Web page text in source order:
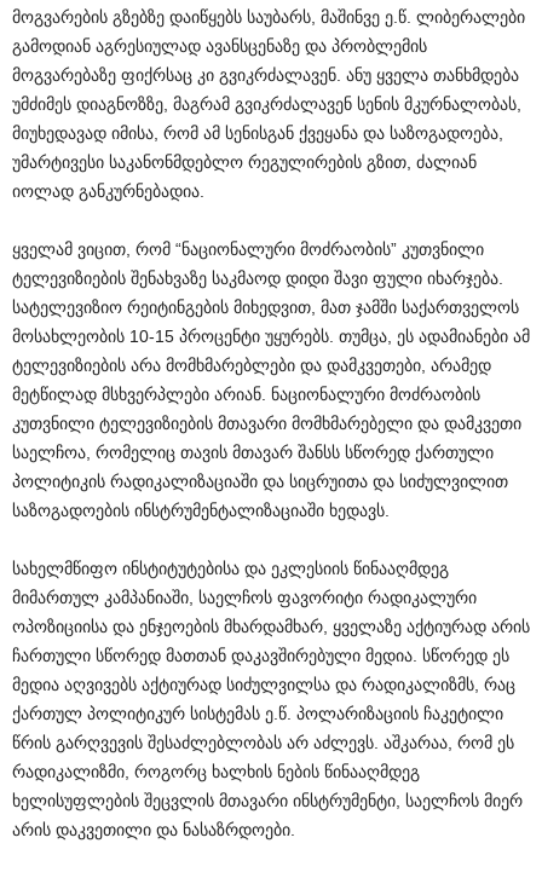
მოგვარების გზებზე დაიწყებს საუბარს, მაშინვე ე.წ. ლიბერალები
გამოდიან აგრესიულად ავანსცენაზე და პრობლემის
მოგვარებაზე ფიქრსაც კი გვიკრძალავენ. ანუ ყველა თანხმდება
უმძიმეს დიაგნოზზე, მაგრამ გვიკრძალავენ სენის მკურნალობას,
მიუხედავად იმისა, რომ ამ სენისგან ქვეყანა და საზოგადოება,
უმარტივესი საკანონმდებლო რეგულირების გზით, ძალიან
იოლად განკურნებადია.
ყველამ ვიცით, რომ “ნაციონალური მოძრაობის” კუთვნილი
ტელევიზიების შენახვაზე საკმაოდ დიდი შავი ფული იხარჯება.
სატელევიზიო რეიტინგების მიხედვით, მათ ჯამში საქართველოს
მოსახლეობის 10-15 პროცენტი უყურებს. თუმცა, ეს ადამიანები ამ
ტელევიზიების არა მომხმარებლები და დამკვეთები, არამედ
მეტწილად მსხვერპლები არიან. ნაციონალური მოძრაობის
კუთვნილი ტელევიზიების მთავარი მომხმარებელი და დამკვეთი
საელჩოა, რომელიც თავის მთავარ შანსს სწორედ ქართული
პოლიტიკის რადიკალიზაციაში და სიცრუითა და სიძულვილით
საზოგადოების ინსტრუმენტალიზაციაში ხედავს.
სახელმწიფო ინსტიტუტებისა და ეკლესიის წინააღმდეგ
მიმართულ კამპანიაში, საელჩოს ფავორიტი რადიკალური
ოპოზიციისა და ენჯეოების მხარდამხარ, ყველაზე აქტიურად არის
ჩართული სწორედ მათთან დაკავშირებული მედია. სწორედ ეს
მედია აღვივებს აქტიურად სიძულვილსა და რადიკალიზმს, რაც
ქართულ პოლიტიკურ სისტემას ე.წ. პოლარიზაციის ჩაკეტილი
წრის გარღვევის შესაძლებლობას არ აძლევს. აშკარაა, რომ ეს
რადიკალიზმი, როგორც ხალხის ნების წინააღმდეგ
ხელისუფლების შეცვლის მთავარი ინსტრუმენტი, საელჩოს მიერ
არის დაკვეთილი და ნასაზრდოები.